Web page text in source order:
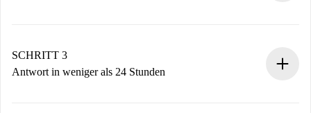
Denk daran, dass wir dich erst belasten, wenn der
Vermieter zustimmt.
SCHRITT 3
Antwort in weniger als 24 Stunden